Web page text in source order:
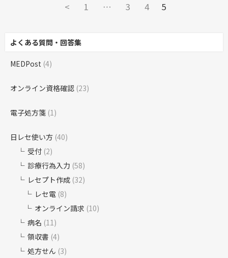
< 1 … 3 4 5
よくある質問・回答集
MEDPost (4)
オンライン資格確認 (23)
電子処方箋 (1)
日レセ使い方 (40)
受付 (2)
診療行為入力 (58)
レセプト作成 (32)
レセ電 (8)
オンライン請求 (10)
病名 (11)
領収書 (4)
処方せん (3)